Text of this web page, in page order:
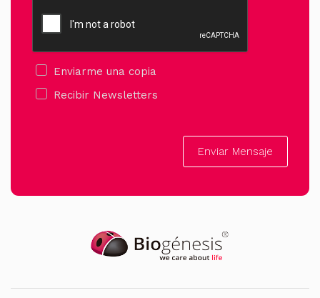
Enviarme una copia
Recibir Newsletters
Enviar Mensaje